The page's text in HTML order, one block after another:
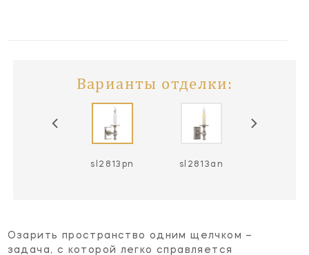
Варианты отделки:
sl2813pn sl2813an
Озарить пространство одним щелчком –
задача, с которой легко справляется